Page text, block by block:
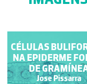
MITOSE EM
DO ÁPICE DA
CEBOLA
Ana Bela Saraiva
CÉLULAS
NA EPIDERME
DE
Jose Pissarra